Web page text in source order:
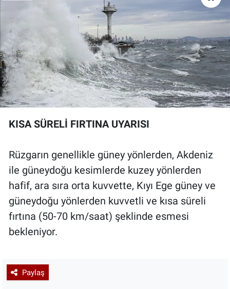
KISA SÜRELİ FIRTINA UYARISI
Rüzgarın genellikle güney yönlerden, Akdeniz
ile güneydoğu kesimlerde kuzey yönlerden
hafif, ara sıra orta kuvvette, Kıyı Ege güney ve
güneydoğu yönlerden kuvvetli ve kısa süreli
fırtına (50-70 km/saat) şeklinde esmesi
bekleniyor.
Paylaş